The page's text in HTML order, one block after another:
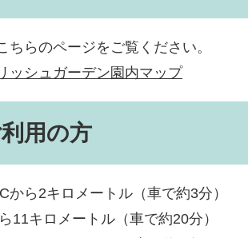
ちらのページをご覧ください。
ッシュガーデン園内マップ
用の方
ら2キロメートル（車で約3分）
11キロメートル（車で約20分）